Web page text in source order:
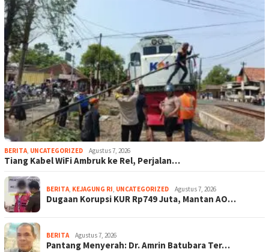
BERITA, UNCATEGORIZED Agustus 7, 2026
Tiang Kabel WiFi Ambruk ke Rel, Perjalan…
BERITA, KEJAGUNG RI, UNCATEGORIZED Agustus 7, 2026
Dugaan Korupsi KUR Rp749 Juta, Mantan AO…
BERITA Agustus 7, 2026
Pantang Menyerah: Dr. Amrin Batubara Ter…